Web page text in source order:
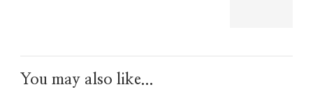
You may also like...